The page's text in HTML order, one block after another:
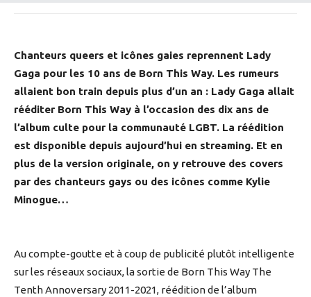
Chanteurs queers et icônes gaies reprennent Lady
Gaga pour les 10 ans de Born This Way. Les rumeurs
allaient bon train depuis plus d’un an : Lady Gaga allait
rééditer Born This Way à l’occasion des dix ans de
l’album culte pour la communauté LGBT. La réédition
est disponible depuis aujourd’hui en streaming. Et en
plus de la version originale, on y retrouve des covers
par des chanteurs gays ou des icônes comme Kylie
Minogue…
Au compte-goutte et à coup de publicité plutôt intelligente
sur les réseaux sociaux, la sortie de Born This Way The
Tenth Annoversary 2011-2021, réédition de l’album